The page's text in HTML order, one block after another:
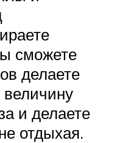
сможете
делаете
и делаете
отдыхая.